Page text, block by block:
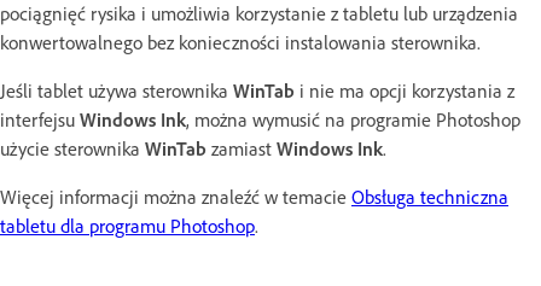
pociągnięć rysika i umożliwia korzystanie z tabletu lub urządzenia
konwertowalnego bez konieczności instalowania sterownika.
Jeśli tablet używa sterownika WinTab i nie ma opcji korzystania z
interfejsu Windows Ink, można wymusić na programie Photoshop
użycie sterownika WinTab zamiast Windows Ink.
Więcej informacji można znaleźć w temacie Obsługa techniczna
tabletu dla programu Photoshop.